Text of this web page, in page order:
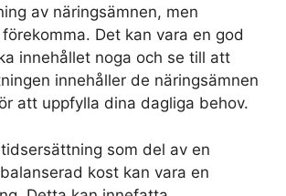
av näringsämnen, men
Det kan vara en god
innehållet noga och se till att
innehåller de näringsämnen
att uppfylla dina dagliga behov.
som del av en
kost kan vara en